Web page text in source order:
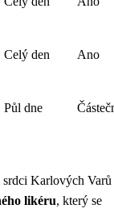
Celý den Ano
Půl dne
srdci Karlových Varů
likéru, který se